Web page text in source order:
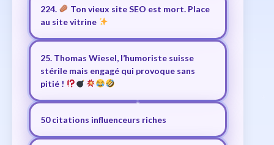
224.
Ton vieux site SEO est mort. Place
au site vitrine
25. Thomas Wiesel, l’humoriste suisse
stérile mais engagé qui provoque sans
pitié !
50 citations influenceurs riches